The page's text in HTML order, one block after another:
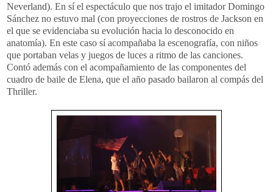
Neverland). En sí el espectáculo que nos trajo el imitador Domingo
Sánchez no estuvo mal (con proyecciones de rostros de Jackson en
el que se evidenciaba su evolución hacia lo desconocido en
anatomía). En este caso sí acompañaba la escenografía, con niños
que portaban velas y juegos de luces a ritmo de las canciones.
Contó además con el acompañamiento de las componentes del
cuadro de baile de Elena, que el año pasado bailaron al compás del
Thriller.